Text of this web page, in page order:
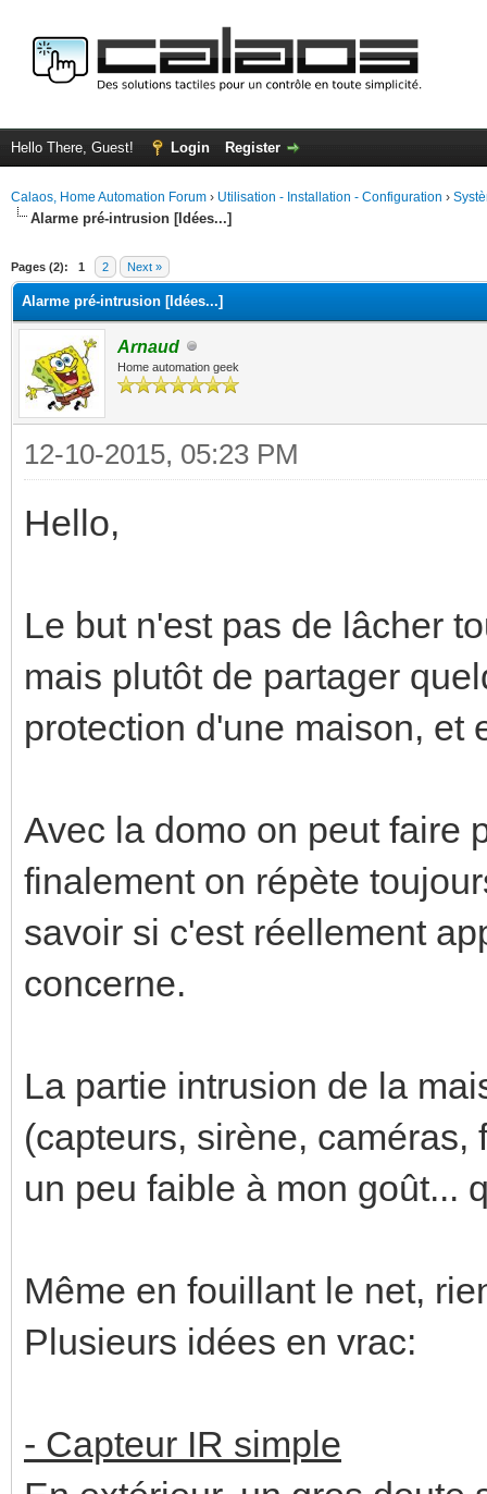
Hello There, Guest! Login Register
Calaos, Home Automation Forum › Utilisation - Installation - Configuration ›
Alarme pré-intrusion [Idées...]
Pages (2): 1 2 Next »
Alarme pré-intrusion [Idées...]
Arnaud
Home automation geek
12-10-2015, 05:23 PM
Hello,
Le but n'est pas de lâcher
mais plutôt de partager
protection d'une maison,
Avec la domo on peut faire
finalement on répète
savoir si c'est réellement
concerne.
La partie intrusion de la
(capteurs, sirène,
un peu faible à mon goût...
Même en fouillant le net,
Plusieurs idées en vrac:
- Capteur IR simple